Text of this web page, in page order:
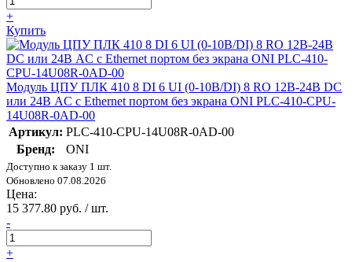
+
Купить
Модуль ЦПУ ПЛК 410 8 DI 6 UI (0-10В/DI) 8 RO 12В-24В DC
или 24В AC с Ethernet портом без экрана ONI PLC-410-CPU-
14U08R-0AD-00
Артикул: PLC-410-CPU-14U08R-0AD-00
Бренд:
ONI
Доступно к заказу 1 шт.
Обновлено 07.08.2026
Цена:
15 377.80 руб. / шт.
-
+